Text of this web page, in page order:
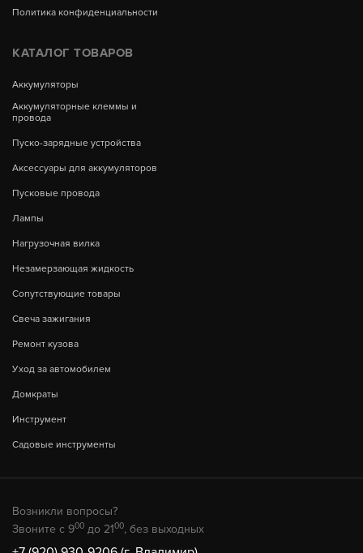
Политика конфиденциальности
КАТАЛОГ ТОВАРОВ
Аккумуляторы
Аккумуляторные клеммы и
провода
Пуско-зарядные устройства
Аксессуары для аккумуляторов
Пусковые провода
Лампы
Нагрузочная вилка
Незамерзающая жидкость
Сопутствующие товары
Свеча зажигания
Ремонт кузова
Уход за автомобилем
Домкраты
Инструмент
Садовые инструменты
Возникли вопросы?
Звоните с 900 до 2100, без выходных